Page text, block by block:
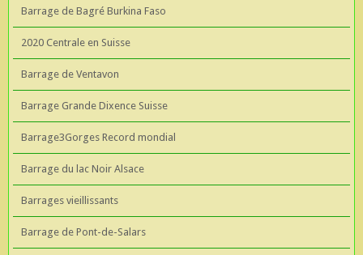
Barrage de Bagré Burkina Faso
2020 Centrale en Suisse
Barrage de Ventavon
Barrage Grande Dixence Suisse
Barrage3Gorges Record mondial
Barrage du lac Noir Alsace
Barrages vieillissants
Barrage de Pont-de-Salars